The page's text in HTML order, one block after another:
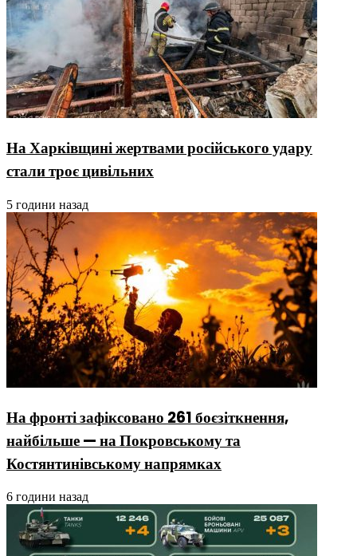
На Харківщині жертвами російського удару
стали троє цивільних
5 години назад
На фронті зафіксовано 261 боєзіткнення,
найбільше — на Покровському та
Костянтинівському напрямках
6 години назад